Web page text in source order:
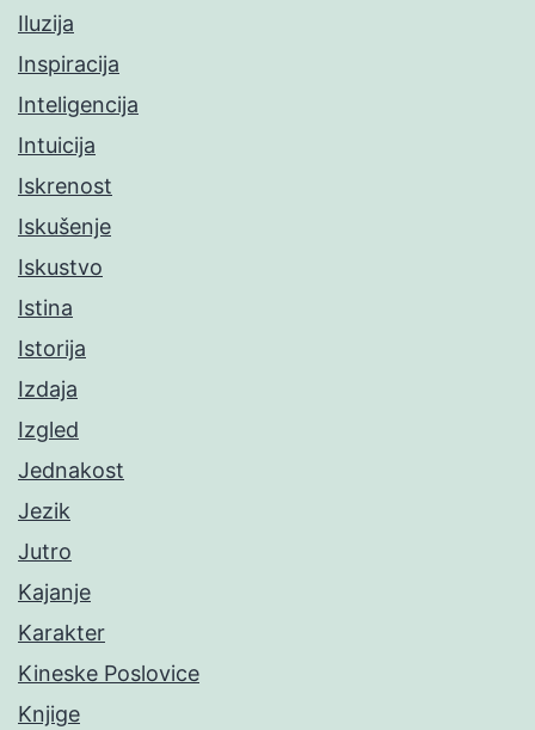
Iluzija
Inspiracija
Inteligencija
Intuicija
Iskrenost
Iskušenje
Iskustvo
Istina
Istorija
Izdaja
Izgled
Jednakost
Jezik
Jutro
Kajanje
Karakter
Kineske Poslovice
Knjige